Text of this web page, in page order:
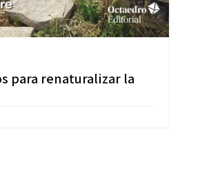
para renaturalizar la